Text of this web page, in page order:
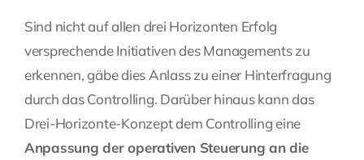
Sind nicht auf allen drei Horizonten Erfolg
versprechende Initiativen des Managements zu
erkennen, gäbe dies Anlass zu einer Hinterfragung
durch das Controlling. Darüber hinaus kann das
Drei-Horizonte-Konzept dem Controlling eine
Anpassung der operativen Steuerung an die